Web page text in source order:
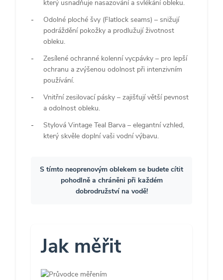
který usnadňuje nasazování a svlékání obleku.
Odolné ploché švy (Flatlock seams) – snižují
podráždění pokožky a prodlužují životnost
obleku.
Zesílené ochranné kolenní vycpávky – pro lepší
ochranu a zvýšenou odolnost při intenzivním
používání.
Vnitřní zesilovací pásky – zajišťují větší pevnost
a odolnost obleku.
Stylová Vintage Teal Barva – elegantní vzhled,
který skvěle doplní vaši vodní výbavu.
S tímto neoprenovým oblekem se budete cítit
pohodlně a chráněni při každém
dobrodružství na vodě!
Jak měřit